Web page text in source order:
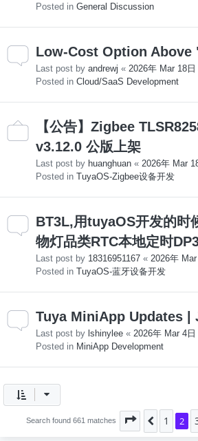
Posted in General Discussion
Low-Cost Option Above
Last post by andrewj « 2026年 Mar 18
Posted in Cloud/SaaS Development
【公告】Zigbee
v3.12.0 公版上架
Last post by huanghuan « 2026年 Mar
Posted in TuyaOS-Zigbee设备开发
BT3L,用tuyaOS开发的时
物灯品类RTC本地定时
Last post by 18316951167 « 2026年
Posted in TuyaOS-蓝牙设备开发
Tuya MiniApp Updates |
Last post by lshinylee « 2026年 Mar 4日
Posted in MiniApp Development
Search found 661 matches Page 2of27
Previous
1 2